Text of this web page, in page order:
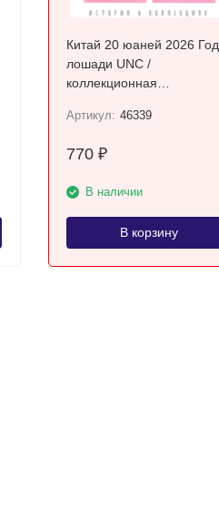
Китай 20 юаней 2026 Год
лошади UNC /
коллекционная
Артикул: 46339
770 ₽
В наличии
В корзину